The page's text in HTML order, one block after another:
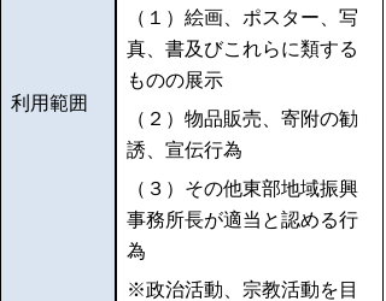
利用範囲
（１）絵画、ポスター、写
真、書及びこれらに類する
ものの展示
（２）物品販売、寄附の勧
誘、宣伝行為
（３）その他東部地域振興
事務所長が適当と認める行
為
※政治活動、宗教活動を目